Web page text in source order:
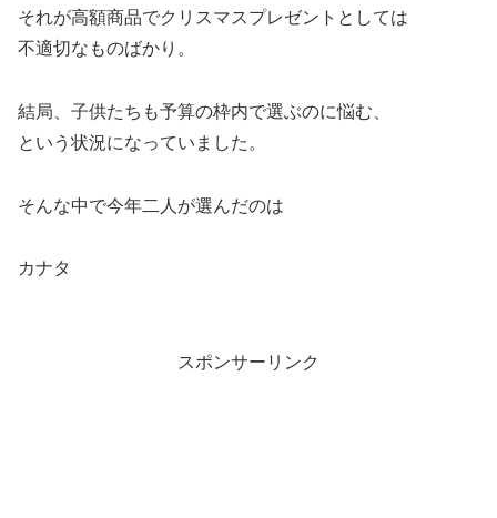
それが高額商品でクリスマスプレゼントとしては
不適切なものばかり。
結局、子供たちも予算の枠内で選ぶのに悩む、
という状況になっていました。
そんな中で今年二人が選んだのは
カナタ
スポンサーリンク